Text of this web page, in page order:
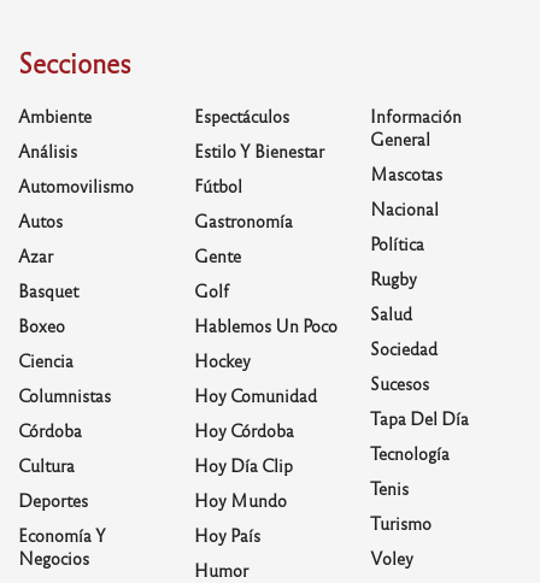
Secciones
Ambiente
Análisis
Automovilismo
Autos
Azar
Basquet
Boxeo
Ciencia
Columnistas
Córdoba
Cultura
Deportes
Economía Y
Negocios
Espectáculos
Estilo Y Bienestar
Fútbol
Gastronomía
Gente
Golf
Hablemos Un Poco
Hockey
Hoy Comunidad
Hoy Córdoba
Hoy Día Clip
Hoy Mundo
Hoy País
Humor
Información
General
Mascotas
Nacional
Política
Rugby
Salud
Sociedad
Sucesos
Tapa Del Día
Tecnología
Tenis
Turismo
Voley